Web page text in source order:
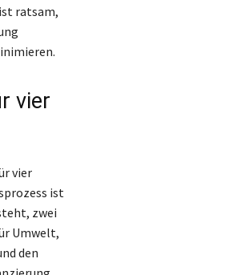
ratsam,
vier
vier
ist
zwei
Umwelt,
den